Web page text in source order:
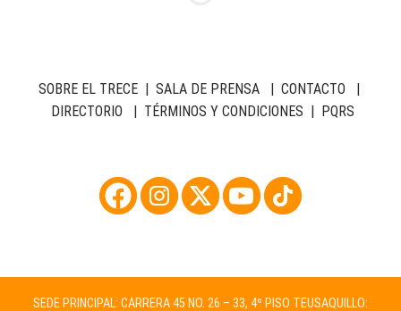
SOBRE EL TRECE| SALA DE PRENSA| CONTACTO |
DIRECTORIO | TÉRMINOS Y CONDICIONES | PQRS
SEDE PRINCIPAL: CARRERA 45 NO. 26 – 33, 4º PISO TEUSAQUILLO: